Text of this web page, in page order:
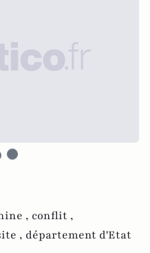
, conflit ,
, département d'Etat